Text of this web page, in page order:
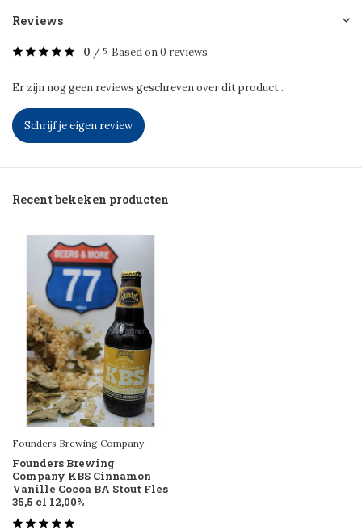
Reviews
0 / 5 Based on 0 reviews
Er zijn nog geen reviews geschreven over dit product..
Schrijf je eigen review
Recent bekeken producten
Founders Brewing Company
Founders Brewing
Company KBS Cinnamon
Vanille Cocoa BA Stout Fles
35,5 cl 12,00%